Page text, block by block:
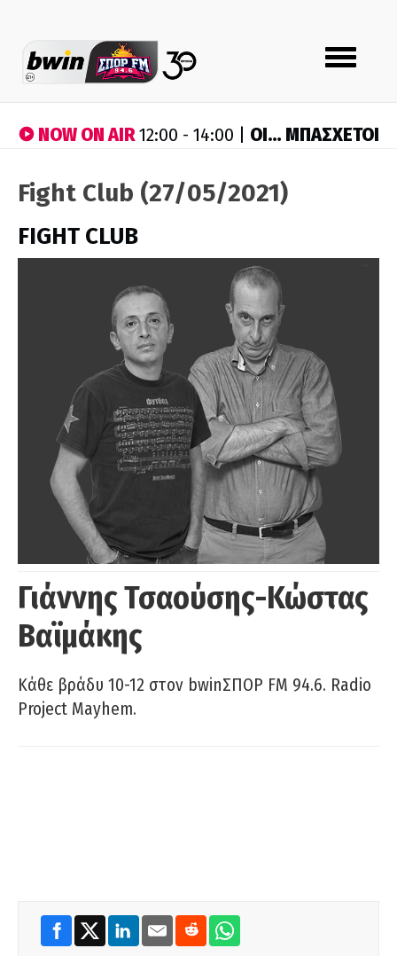
Toggle
navigation
NOW ON AIR12:00 - 14:00 | ΟΙ… ΜΠΑΣΧΕΤΟΙ
Fight Club (27/05/2021)
FIGHT CLUB
Γιάννης Τσαούσης-Κώστας
Βαϊμάκης
Κάθε βράδυ 10-12 στον bwinΣΠΟΡ FM 94.6. Radio
Project Mayhem.